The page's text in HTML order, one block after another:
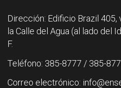
Dirección: Edificio Brazil 405,
la Calle del Agua (al lado del
F.
Teléfono: 385-8777 / 385-
Correo electrónico: